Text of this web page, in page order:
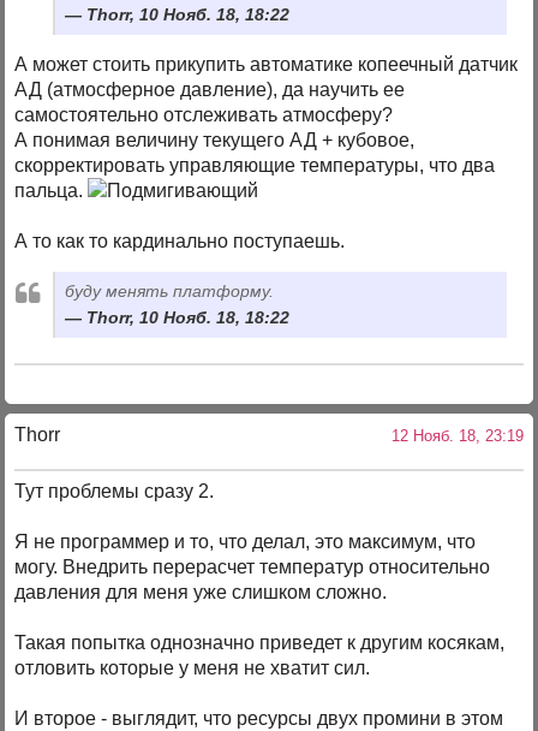
Thorr, 10 Нояб. 18, 18:22
А может стоить прикупить автоматике копеечный датчик
АД (атмосферное давление), да научить ее
самостоятельно отслеживать атмосферу?
А понимая величину текущего АД + кубовое,
скорректировать управляющие температуры, что два
пальца.
А то как то кардинально поступаешь.
буду менять платформу.
Thorr, 10 Нояб. 18, 18:22
Thorr 12 Нояб. 18, 23:19
Тут проблемы сразу 2.
Я не программер и то, что делал, это максимум, что
могу. Внедрить перерасчет температур относительно
давления для меня уже слишком сложно.
Такая попытка однозначно приведет к другим косякам,
отловить которые у меня не хватит сил.
И второе - выглядит, что ресурсы двух промини в этом